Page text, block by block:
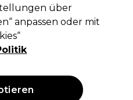
PREIS)
über
anpassen oder mit